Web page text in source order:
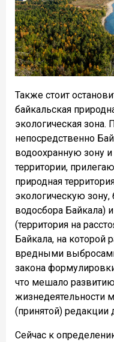
Также стоит
байкальская
экологическая
непосредственно
водоохранную зону
территории,
природная
экологическую
водосбора Байкала)
(территория на
Байкала, на которой
вредными
закона
что мешало
жизнедеятельности
(принятой) редакции
Сейчас к